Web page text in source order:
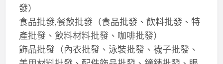
發）
食品批發,餐飲批發（食品批發、飲料批發、特
產批發、飲料材料批發、咖啡批發）
飾品批發（內衣批發、泳裝批發、襪子批發、